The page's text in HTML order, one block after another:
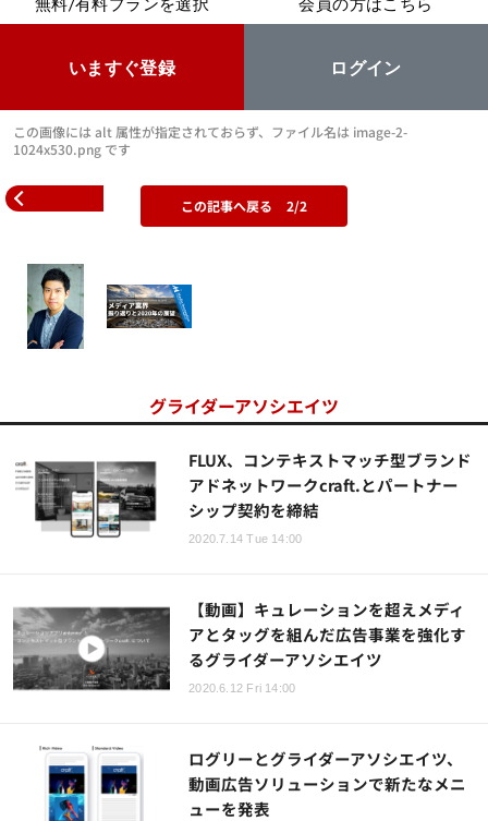
いますぐ登録 ログイン
この画像には alt 属性が指定されておらず、ファイル名は image-2-
1024x530.png です
この記事へ戻る 2/2
グライダーアソシエイツ
FLUX、コンテキストマッチ型ブランド
アドネットワークcraft.とパートナー
シップ契約を締結
2020.7.14 Tue 14:00
【動画】キュレーションを超えメディ
アとタッグを組んだ広告事業を強化す
るグライダーアソシエイツ
2020.6.12 Fri 14:00
ログリーとグライダーアソシエイツ、
動画広告ソリューションで新たなメニ
ューを発表